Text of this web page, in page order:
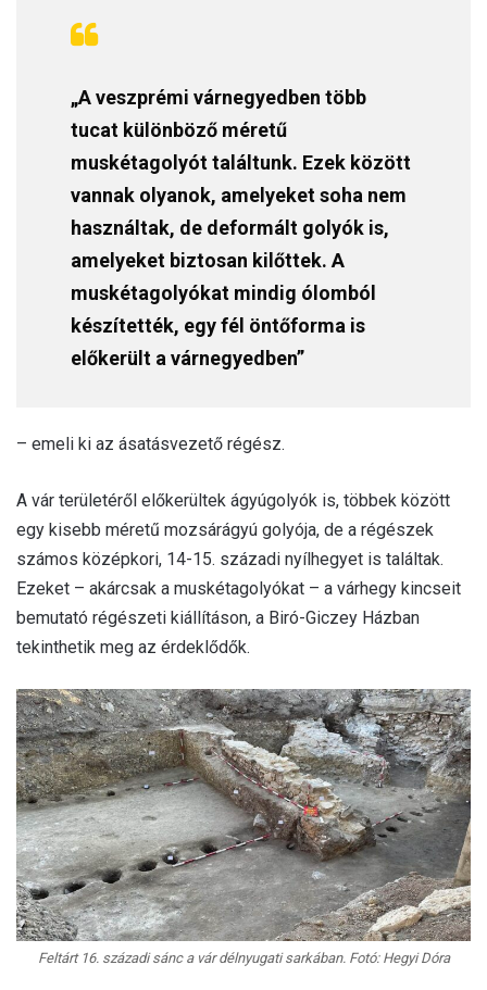
„A veszprémi várnegyedben több
tucat különböző méretű
muskétagolyót találtunk. Ezek között
vannak olyanok, amelyeket soha nem
használtak, de deformált golyók is,
amelyeket biztosan kilőttek. A
muskétagolyókat mindig ólomból
készítették, egy fél öntőforma is
előkerült a várnegyedben”
– emeli ki az ásatásvezető régész.
A vár területéről előkerültek ágyúgolyók is, többek között
egy kisebb méretű mozsárágyú golyója, de a régészek
számos középkori, 14-15. századi nyílhegyet is találtak.
Ezeket – akárcsak a muskétagolyókat – a várhegy kincseit
bemutató régészeti kiállításon, a Biró-Giczey Házban
tekinthetik meg az érdeklődők.
Feltárt 16. századi sánc a vár délnyugati sarkában. Fotó: Hegyi Dóra